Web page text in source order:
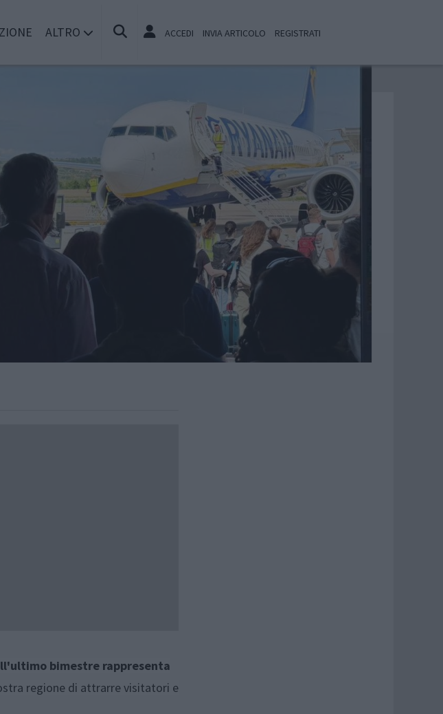
ALTRO ACCEDI INVIA ARTICOLO REGISTRATI
bimestre rappresenta
regione di attrarre visitatori e